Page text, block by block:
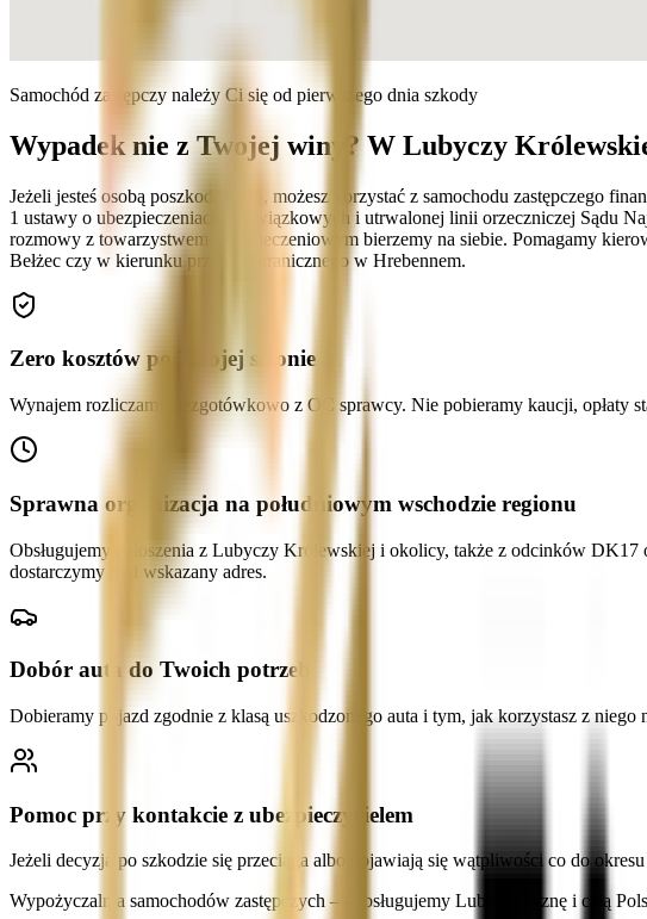
Samochód zastępczy należy Ci się od pierwszego dnia szkody
Wypadek nie z Twojej winy? W Lubyczy
Jeżeli jesteś osobą poszkodowaną, możesz korzystać z samochodu zastępczego
1 ustawy o ubezpieczeniach obowiązkowych i utrwalonej linii orzeczniczej Sądu
rozmowy z towarzystwem ubezpieczeniowym bierzemy na siebie. Pomagamy
Bełżec czy w kierunku przejścia granicznego w Hrebennem.
Zero kosztów po Twojej stronie
Wynajem rozliczamy bezgotówkowo z OC sprawcy. Nie pobieramy kaucji, opłaty
Sprawna organizacja na południowym wschodzie regionu
Obsługujemy zgłoszenia z Lubyczy Królewskiej i okolicy, także z odcinków
dostarczymy pod wskazany adres.
Dobór auta do Twoich potrzeb
Dobieramy pojazd zgodnie z klasą uszkodzonego auta i tym, jak korzystasz z
Pomoc przy kontakcie z ubezpieczycielem
Jeżeli decyzja po szkodzie się przeciąga albo pojawiają się wątpliwości co do
Wypożyczalnia samochodów zastępczych — obsługujemy Lubelszczyznę i całą